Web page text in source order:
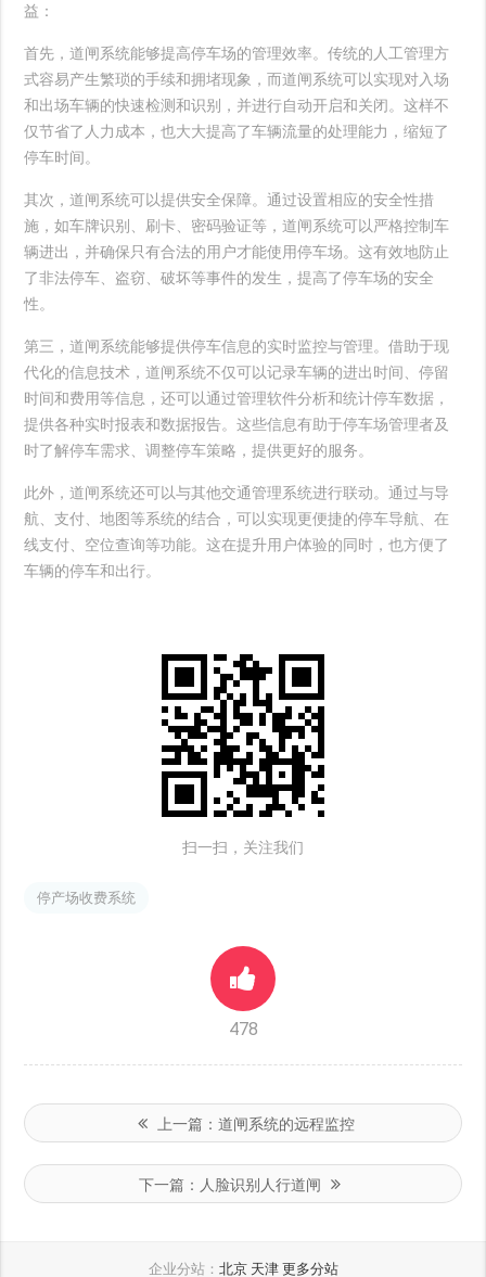
益：
首先，道闸系统能够提高停车场的管理效率。传统的人工管理方
式容易产生繁琐的手续和拥堵现象，而道闸系统可以实现对入场
和出场车辆的快速检测和识别，并进行自动开启和关闭。这样不
仅节省了人力成本，也大大提高了车辆流量的处理能力，缩短了
停车时间。
其次，道闸系统可以提供安全保障。通过设置相应的安全性措
施，如车牌识别、刷卡、密码验证等，道闸系统可以严格控制车
辆进出，并确保只有合法的用户才能使用停车场。这有效地防止
了非法停车、盗窃、破坏等事件的发生，提高了停车场的安全
性。
第三，道闸系统能够提供停车信息的实时监控与管理。借助于现
代化的信息技术，道闸系统不仅可以记录车辆的进出时间、停留
时间和费用等信息，还可以通过管理软件分析和统计停车数据，
提供各种实时报表和数据报告。这些信息有助于停车场管理者及
时了解停车需求、调整停车策略，提供更好的服务。
此外，道闸系统还可以与其他交通管理系统进行联动。通过与导
航、支付、地图等系统的结合，可以实现更便捷的停车导航、在
线支付、空位查询等功能。这在提升用户体验的同时，也方便了
车辆的停车和出行。
扫一扫，关注我们
停产场收费系统
478
上一篇： 道闸系统的远程监控
下一篇： 人脸识别人行道闸
企业分站： 北京 天津 更多分站